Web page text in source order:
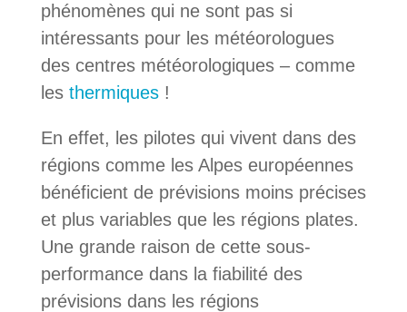
phénomènes qui ne sont pas si
intéressants pour les météorologues
des centres météorologiques – comme
les thermiques!
En effet, les pilotes qui vivent dans des
régions comme les Alpes européennes
bénéficient de prévisions moins précises
et plus variables que les régions plates.
Une grande raison de cette sous-
performance dans la fiabilité des
prévisions dans les régions